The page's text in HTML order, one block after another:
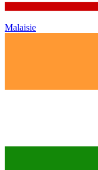
Malaisie